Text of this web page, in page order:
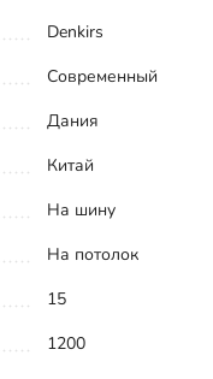
Denkirs
Современный
Дания
Китай
На шину
На потолок
15
1200